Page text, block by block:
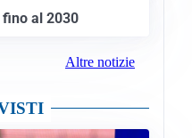
al 2030
Altre notizie